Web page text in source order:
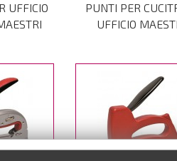
UFFICIO
PUNTI PER
UFFICIO